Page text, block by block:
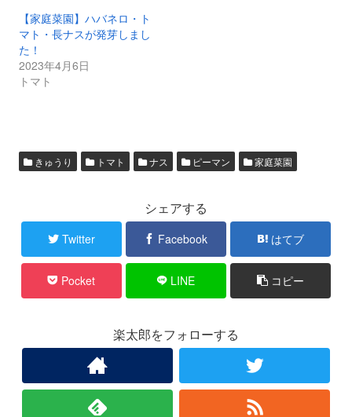
【家庭菜園】ハバネロ・ト
マト・長ナスが発芽しまし
た！
2023年4月6日
トマト
きゅうり トマト ナス ピーマン 家庭菜園
シェアする
Twitter Facebook はてブ
Pocket LINE コピー
楽太郎をフォローする